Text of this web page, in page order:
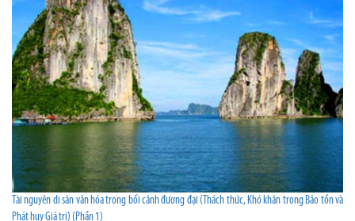
Tài nguyên di sản văn hóa trong bối cảnh đương đại (Thách thức, Khó khăn trong Bảo tồn và
Phát huy Giá trị) (Phần 1)